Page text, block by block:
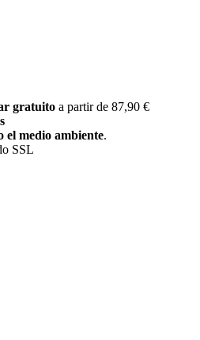
gratuito a partir de 87,90 €
el medio ambiente.
SSL